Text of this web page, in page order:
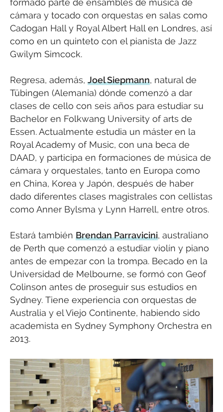
cámara y tocado con orquestas en salas como
Cadogan Hall y Royal Albert Hall en Londres, así
como en un quinteto con el pianista de Jazz
Gwilym Simcock.
Regresa, además, Joel Siepmann, natural de
Tübingen (Alemania) dónde comenzó a dar
clases de cello con seis años para estudiar su
Bachelor en Folkwang University of arts de
Essen. Actualmente estudia un máster en la
Royal Academy of Music, con una beca de
DAAD, y participa en formaciones de música de
cámara y orquestales, tanto en Europa como
en China, Korea y Japón, después de haber
dado diferentes clases magistrales con cellistas
como Anner Bylsma y Lynn Harrell, entre otros.
Estará también Brendan Parravicini, australiano
de Perth que comenzó a estudiar violín y piano
antes de empezar con la trompa. Becado en la
Universidad de Melbourne, se formó con Geof
Colinson antes de proseguir sus estudios en
Sydney. Tiene experiencia con orquestas de
Australia y el Viejo Continente, habiendo sido
academista en Sydney Symphony Orchestra en
2013.